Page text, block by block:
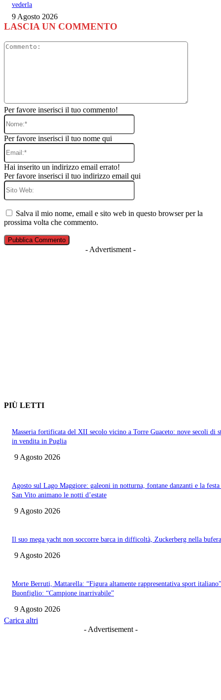
vederla
9 Agosto 2026
LASCIA UN COMMENTO
Per favore inserisci il tuo commento!
Nome:*
Per favore inserisci il tuo nome qui
Email:*
Hai inserito un indirizzo email errato!
Per favore inserisci il tuo indirizzo email qui
Sito
Salva il mio nome, email e sito web in questo browser per la
prossima volta che commento.
- Advertisment -
PIÙ LETTI
Masseria fortificata del XII secolo vicino a Torre Guaceto: nove secoli di
in vendita in Puglia
9 Agosto 2026
Agosto sul Lago Maggiore: galeoni in notturna, fontane danzanti e la
San Vito animano le notti d’estate
9 Agosto 2026
Il suo mega yacht non soccorre barca in difficoltà, Zuckerberg nella bufera
9 Agosto 2026
Morte Berruti, Mattarella: “Figura altamente rappresentativa sport
Buonfiglio: “Campione inarrivabile”
9 Agosto 2026
Carica altri
- Advertisement -